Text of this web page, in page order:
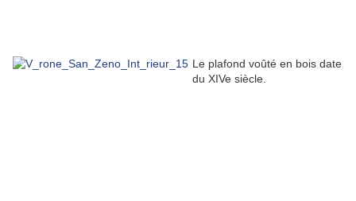
Le plafond voûté en bois date
du XIVe siècle.